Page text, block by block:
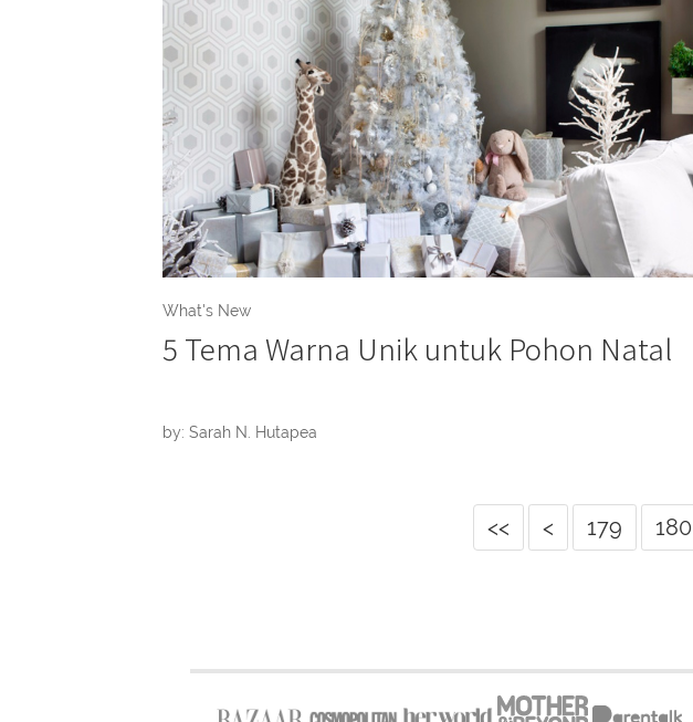
What's New
5 Tema Warna Unik untuk Pohon Natal
by: Sarah N. Hutapea
<< < 179 180